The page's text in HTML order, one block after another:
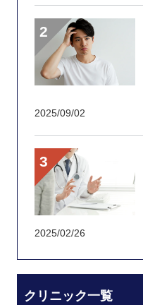
2025/09/02
2025/02/26
クリニック一覧